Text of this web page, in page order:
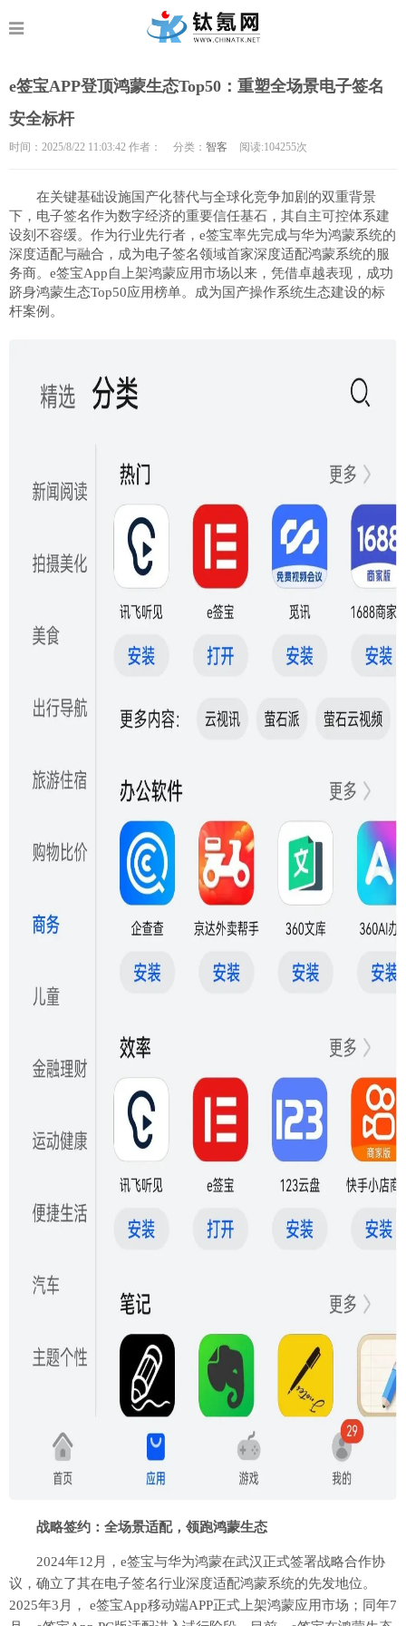
e签宝APP登顶鸿蒙生态Top50：重塑全场景电子签名
安全标杆
时间：2025/8/22 11:03:42 作者： 分类： 智客 阅读:104255次
在关键基础设施国产化替代与全球化竞争加剧的双重背景
下，电子签名作为数字经济的重要信任基石，其自主可控体系建
设刻不容缓。作为行业先行者，e签宝率先完成与华为鸿蒙系统的
深度适配与融合，成为电子签名领域首家深度适配鸿蒙系统的服
务商。e签宝App自上架鸿蒙应用市场以来，凭借卓越表现，成功
跻身鸿蒙生态Top50应用榜单。成为国产操作系统生态建设的标
杆案例。
战略签约：全场景适配，领跑鸿蒙生态
2024年12月，e签宝与华为鸿蒙在武汉正式签署战略合作协
议，确立了其在电子签名行业深度适配鸿蒙系统的先发地位。
2025年3月， e签宝App移动端APP正式上架鸿蒙应用市场；同年7